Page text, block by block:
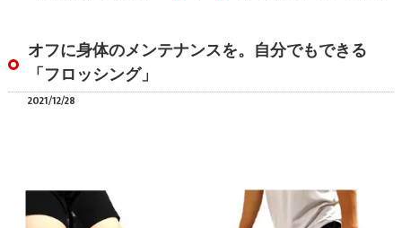
オフに身体のメンテナンスを。自分でもできる
「フロッシング」
2021/12/28